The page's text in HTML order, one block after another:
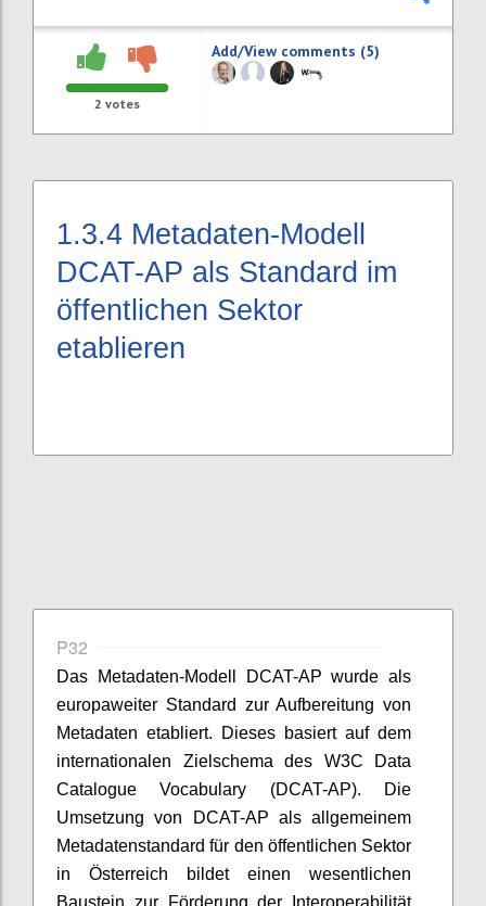
2 votes
Add/View comments (5)
1.3.4 Metadaten-Modell
DCAT-AP als Standard im
öffentlichen Sektor
etablieren
P32
Das Metadaten-Modell DCAT-AP wurde als
europaweiter Standard zur Aufbereitung von
Metadaten etabliert. Dieses basiert auf dem
internationalen Zielschema des W3C Data
Catalogue Vocabulary (DCAT-AP). Die
Umsetzung von DCAT-AP als allgemeinem
Metadatenstandard für den öffentlichen Sektor
in Österreich bildet einen wesentlichen
Baustein zur Förderung der Interoperabilität